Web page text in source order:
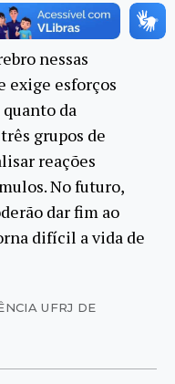
externos.
nessas
exige esforços
da
grupos de
reações
No futuro,
dar fim ao
difícil a vida de
UFRJ DE